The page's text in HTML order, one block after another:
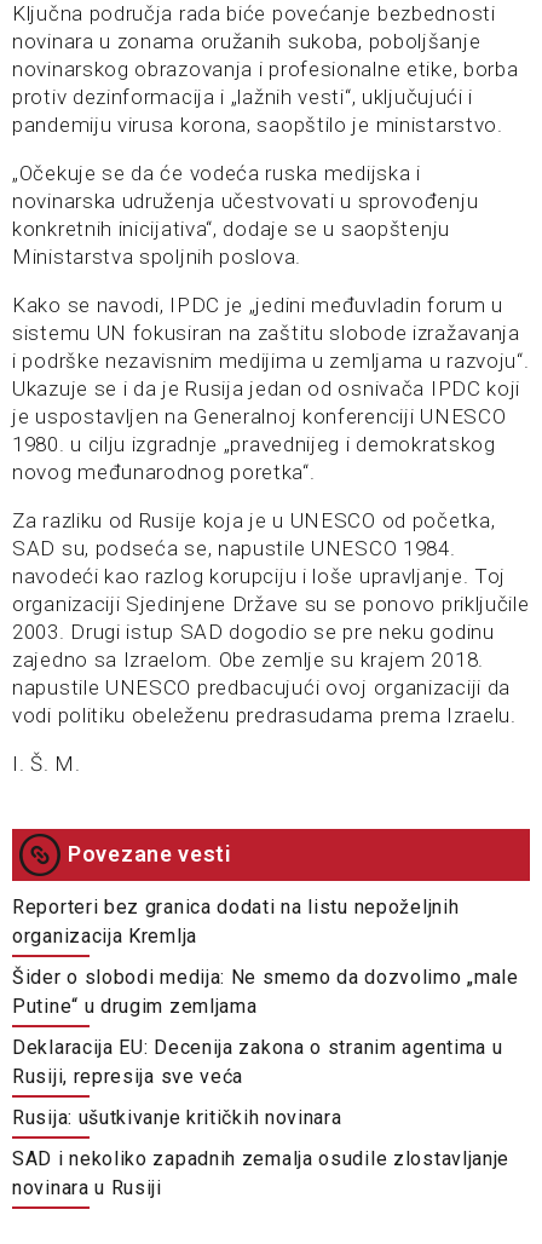
Ključna područja rada biće povećanje bezbednosti
novinara u zonama oružanih sukoba, poboljšanje
novinarskog obrazovanja i profesionalne etike, borba
protiv dezinformacija i „lažnih vesti“, uključujući i
pandemiju virusa korona, saopštilo je ministarstvo.
„Očekuje se da će vodeća ruska medijska i
novinarska udruženja učestvovati u sprovođenju
konkretnih inicijativa“, dodaje se u saopštenju
Ministarstva spoljnih poslova.
Kako se navodi, IPDC je „jedini međuvladin forum u
sistemu UN fokusiran na zaštitu slobode izražavanja
i podrške nezavisnim medijima u zemljama u razvoju“.
Ukazuje se i da je Rusija jedan od osnivača IPDC koji
je uspostavljen na Generalnoj konferenciji UNESCO
1980. u cilju izgradnje „pravednijeg i demokratskog
novog međunarodnog poretka“.
Za razliku od Rusije koja je u UNESCO od početka,
SAD su, podseća se, napustile UNESCO 1984.
navodeći kao razlog korupciju i loše upravljanje. Toj
organizaciji Sjedinjene Države su se ponovo priključile
2003. Drugi istup SAD dogodio se pre neku godinu
zajedno sa Izraelom. Obe zemlje su krajem 2018.
napustile UNESCO predbacujući ovoj organizaciji da
vodi politiku obeleženu predrasudama prema Izraelu.
I. Š. M.
Povezane vesti
Reporteri bez granica dodati na listu nepoželjnih
organizacija Kremlja
Šider o slobodi medija: Ne smemo da dozvolimo „male
Putine“ u drugim zemljama
Deklaracija EU: Decenija zakona o stranim agentima u
Rusiji, represija sve veća
Rusija: ušutkivanje kritičkih novinara
SAD i nekoliko zapadnih zemalja osudile zlostavljanje
novinara u Rusiji